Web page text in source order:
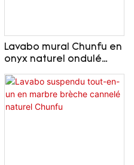
Lavabo mural Chunfu en
onyx naturel ondulé
salle de bain de luxe en
onyx translucide -
Disponible sur mesure